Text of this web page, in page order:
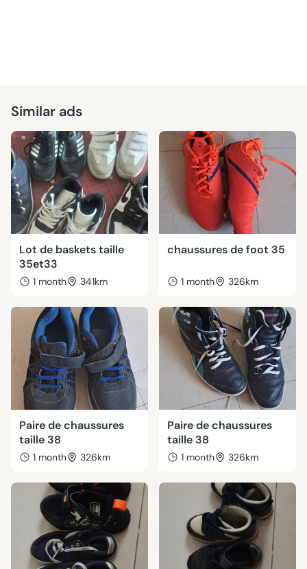
Similar ads
Lot de baskets taille
35et33
1 month 341km
chaussures de foot 35
1 month 326km
Paire de chaussures
taille 38
1 month 326km
Paire de chaussures
taille 38
1 month 326km